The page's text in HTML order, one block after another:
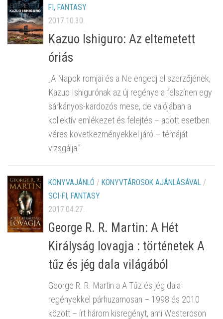
FI, FANTASY
2017.10.30.
Kazuo Ishiguro: Az eltemetett
óriás
„A Napok romjai és a Ne engedj el szerzőjének,
Kazuo Ishigurónak az új regénye a felszínen egy
sárkányos-kardozós mese, de valójában a
kollektív emlékezet és felejtés – adott esetben
véres következményekkel járó – témáját
vizsgálja.”
KÖNYVAJÁNLÓ / KÖNYVTÁROSOK AJÁNLÁSÁVAL /
SCI-FI, FANTASY
2017.04.27.
George R. R. Martin: A Hét
Királyság lovagja : történetek A
tűz és jég dala világából
George R. R. Martin a A Tűz és jég dala
regényekkel párhuzamosan – 1998 és 2010
között – írt három kisregényt, ami Westeroson